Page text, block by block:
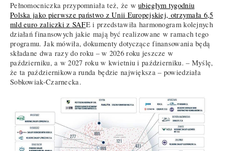
Pełnomocniczka przypomniała też, że wubiegłym tygodniu
Polska jako pierwsze państwo z Unii Europejskiej, otrzymała 6,5
mld euro zaliczki z SAFE i przedstawiła harmonogram kolejnych
działań finansowych jakie mają być realizowane w ramach tego
programu. Jak mówiła, dokumenty dotyczące finansowania będą
składane dwa razy do roku – w 2026 roku jeszcze w
październiku, a w 2027 roku w kwietniu i październiku. – Myślę,
że ta październikowa runda będzie największa – powiedziała
Sobkowiak-Czarnecka.